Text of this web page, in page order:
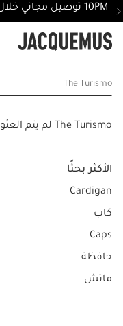
10PM توصيل مجاني خلال ساعتين في دبي للطلبات قبل الساعة
The Turismo
The Turismo لم يتم العثور على منتجات لفئة
الأكثر بحثًا
Cardigan
كاب
Caps
حافظة
ماتش